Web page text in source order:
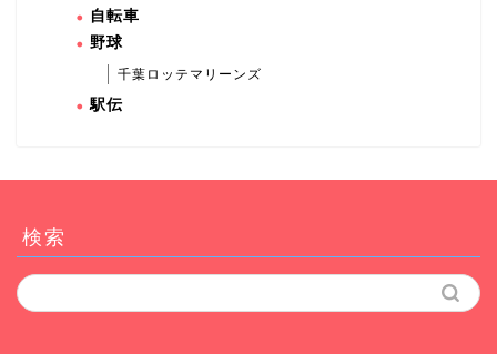
自転車
野球
千葉ロッテマリーンズ
駅伝
検索